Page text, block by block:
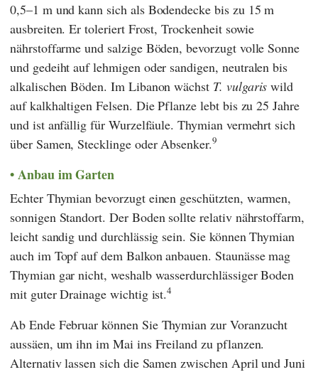
0,5–1 m und kann sich als Bodendecke bis zu 15 m
ausbreiten. Er toleriert Frost, Trockenheit sowie
nährstoffarme und salzige Böden, bevorzugt volle Sonne
und gedeiht auf lehmigen oder sandigen, neutralen bis
alkalischen Böden. Im Libanon wächst T. vulgaris wild
auf kalkhaltigen Felsen. Die Pflanze lebt bis zu 25 Jahre
und ist anfällig für Wurzelfäule. Thymian vermehrt sich
über Samen, Stecklinge oder Absenker.9
Anbau im Garten
Echter Thymian bevorzugt einen geschützten, warmen,
sonnigen Standort. Der Boden sollte relativ nährstoffarm,
leicht sandig und durchlässig sein. Sie können Thymian
auch im Topf auf dem Balkon anbauen. Staunässe mag
Thymian gar nicht, weshalb wasserdurchlässiger Boden
mit guter Drainage wichtig ist.4
Ab Ende Februar können Sie Thymian zur Voranzucht
aussäen, um ihn im Mai ins Freiland zu pflanzen.
Alternativ lassen sich die Samen zwischen April und Juni